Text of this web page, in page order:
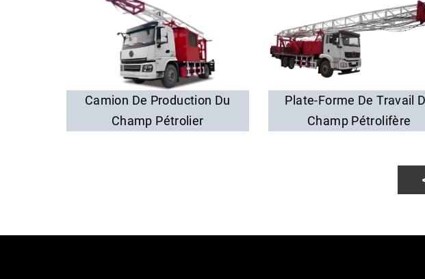
Camion De Production Du
Champ Pétrolier
Plate-Forme De Travail
Champ Pétrolifère